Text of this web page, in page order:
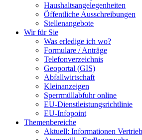
Haushaltsangelegenheiten
Öffentliche Ausschreibungen
Stellenangebote
Wir für Sie
Was erledige ich wo?
Formulare / Anträge
Telefonverzeichnis
Geoportal (GIS)
Abfallwirtschaft
Kleinanzeigen
Sperrmüllabfuhr online
EU-Dienstleistungsrichtlinie
EU-Infopoint
Themenbereiche
Aktuell: Informationen